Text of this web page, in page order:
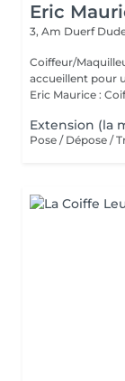
Eric
3, Am Duerf
Coiffeur/Maquilleur studio Eric
accueillent pour
Eric Maurice :
Extension (la
Pose / Dépose /